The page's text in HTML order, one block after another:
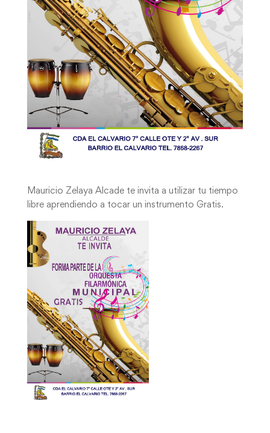
Mauricio Zelaya Alcade te invita a utilizar tu tiempo
libre aprendiendo a tocar un instrumento Gratis.